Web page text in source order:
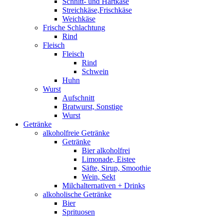
Streichkäse,Frischkäse
Weichkäse
Frische Schlachtung
Rind
Fleisch
Fleisch
Rind
Schwein
Huhn
Wurst
Aufschnitt
Bratwurst, Sonstige
Wurst
Getränke
alkoholfreie Getränke
Getränke
Bier alkoholfrei
Limonade, Eistee
Säfte, Sirup, Smoothie
Wein, Sekt
Milchalternativen + Drinks
alkoholische Getränke
Bier
Sprituosen